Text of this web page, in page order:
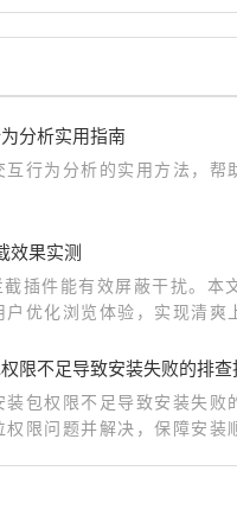
分析实用指南
行为分析的实用方法，帮
效果实测
插件能有效屏蔽干扰。本
优化浏览体验，实现清爽
限不足导致安装失败的排查
包权限不足导致安装失败
限问题并解决，保障安装